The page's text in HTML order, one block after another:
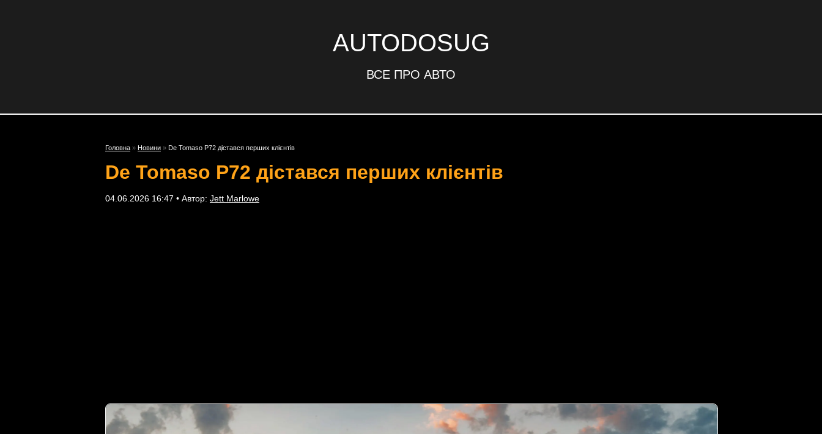
AUTODOSUG
ВСЕ ПРО АВТО
Головна » Новини » De Tomaso P72 дістався перших клієнтів
De Tomaso P72 дістався перших клієнтів
04.06.2026 16:47 • Автор: Jett Marlowe